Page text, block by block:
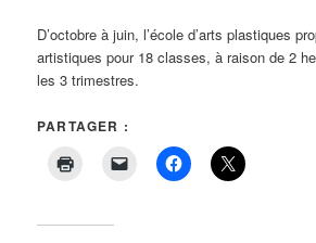
D’octobre à juin, l’école d’arts plastiques
artistiques pour 18 classes, à raison de 2
les 3 trimestres.
PARTAGER :